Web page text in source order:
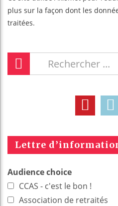
plus sur la façon dont les
traitées.
Lettre
Audience choice
CCAS - c'est le bon !
Association de retraités